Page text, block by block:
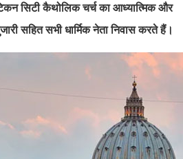
सिटी कैथोलिक चर्च का आध्यात्मिक और
सहित सभी धार्मिक नेता निवास करते हैं।